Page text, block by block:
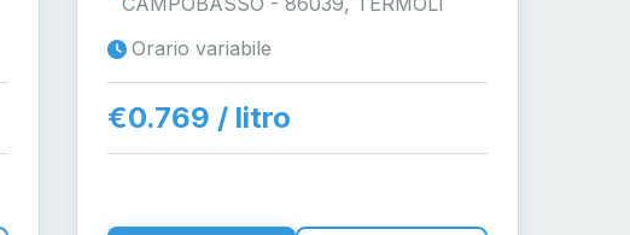
Orario variabile
€0.769 / litro